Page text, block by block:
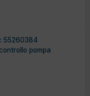
55260384
pompa